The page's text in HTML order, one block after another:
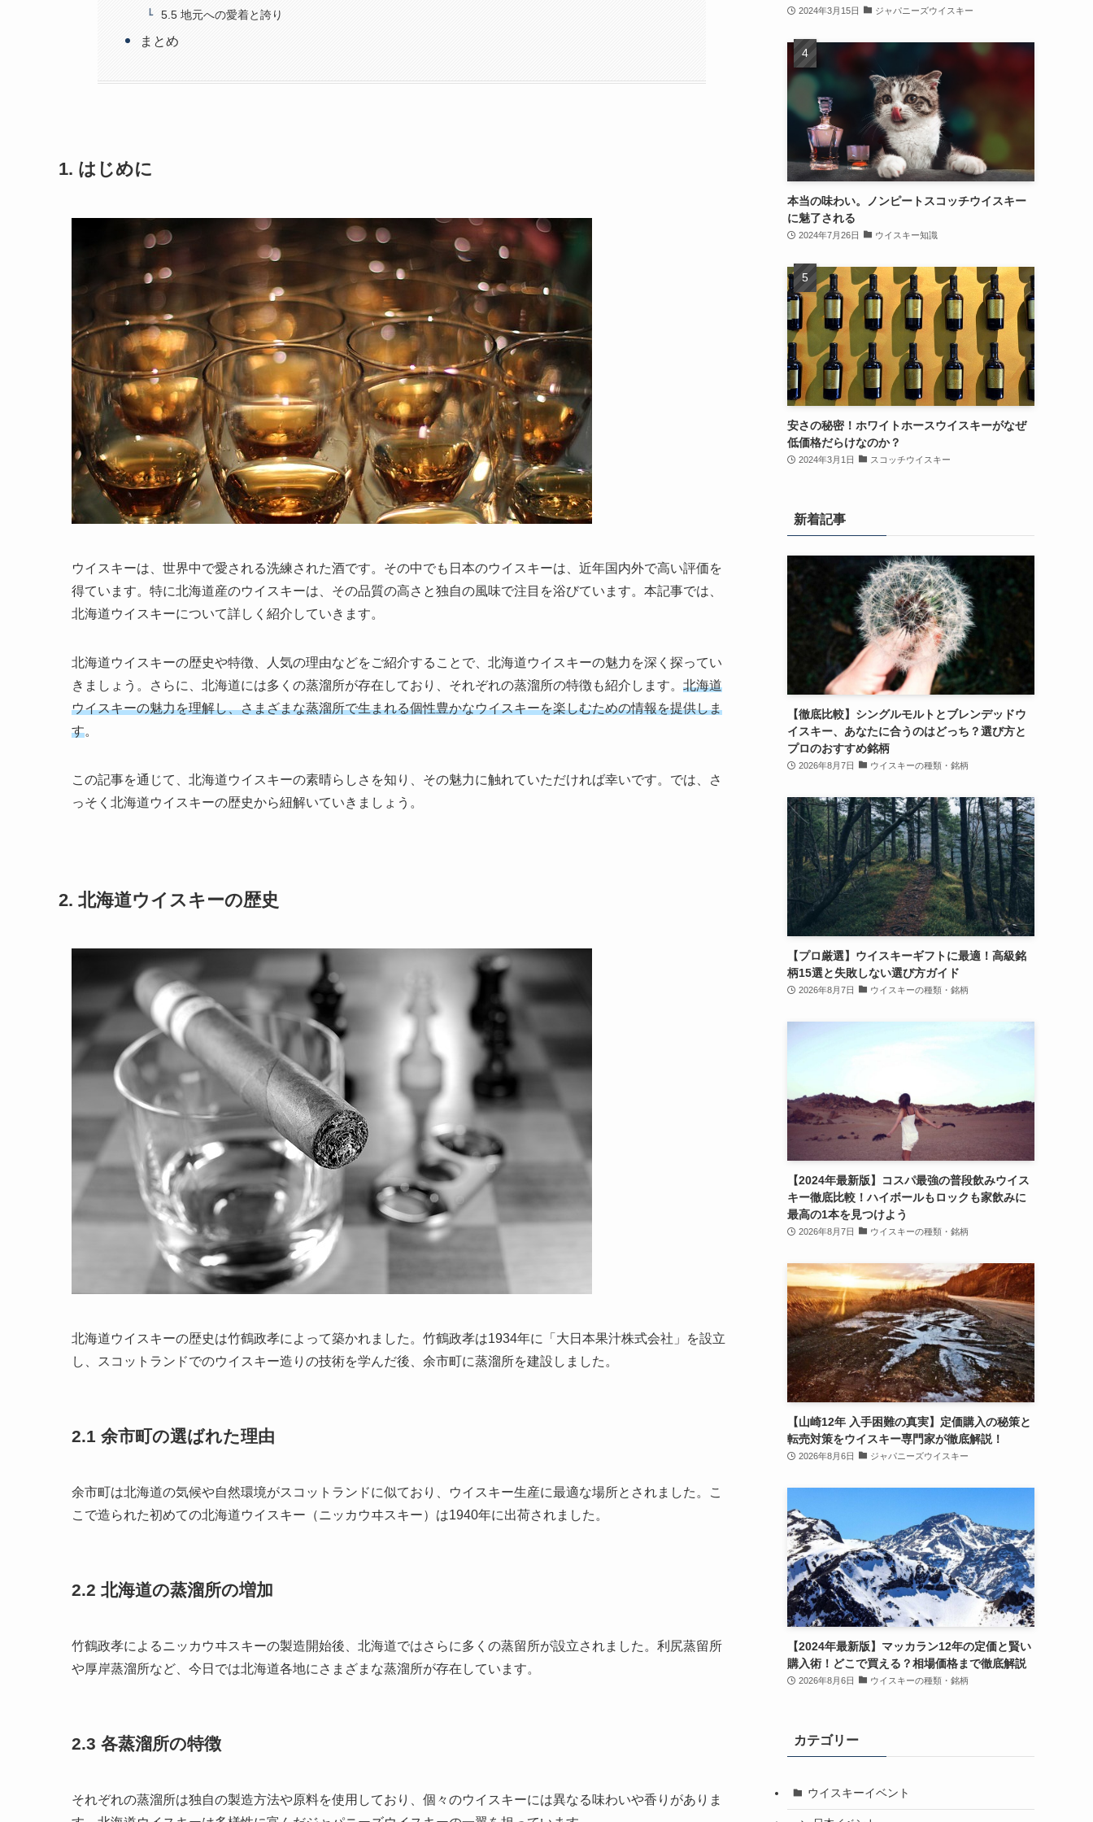
5.5 地元への愛着と誇り
まとめ
1. はじめに
ウイスキーは、世界中で愛される洗練された酒です。その中でも日本のウイスキーは、近年国内外で高い評価を
得ています。特に北海道産のウイスキーは、その品質の高さと独自の風味で注目を浴びています。本記事では、
北海道ウイスキーについて詳しく紹介していきます。
北海道ウイスキーの歴史や特徴、人気の理由などをご紹介することで、北海道ウイスキーの魅力を深く探ってい
きましょう。さらに、北海道には多くの蒸溜所が存在しており、それぞれの蒸溜所の特徴も紹介します。 北海道
ウイスキーの魅力を理解し、さまざまな蒸溜所で生まれる個性豊かなウイスキーを楽しむための情報を提供しま
す。
この記事を通じて、北海道ウイスキーの素晴らしさを知り、その魅力に触れていただければ幸いです。では、さ
っそく北海道ウイスキーの歴史から紐解いていきましょう。
2. 北海道ウイスキーの歴史
北海道ウイスキーの歴史は竹鶴政孝によって築かれました。竹鶴政孝は1934年に「大日本果汁株式会社」を設立
し、スコットランドでのウイスキー造りの技術を学んだ後、余市町に蒸溜所を建設しました。
2.1 余市町の選ばれた理由
余市町は北海道の気候や自然環境がスコットランドに似ており、ウイスキー生産に最適な場所とされました。こ
こで造られた初めての北海道ウイスキー（ニッカウヰスキー）は1940年に出荷されました。
2.2 北海道の蒸溜所の増加
竹鶴政孝によるニッカウヰスキーの製造開始後、北海道ではさらに多くの蒸留所が設立されました。利尻蒸留所
や厚岸蒸溜所など、今日では北海道各地にさまざまな蒸溜所が存在しています。
2.3 各蒸溜所の特徴
それぞれの蒸溜所は独自の製造方法や原料を使用しており、個々のウイスキーには異なる味わいや香りがありま
2024年3月15日 ジャパニーズウイスキー
本当の味わい。ノンピートスコッチウイスキー
に魅了される
2024年7月26日 ウイスキー知識
安さの秘密！ホワイトホースウイスキーがなぜ
低価格だらけなのか？
2024年3月1日 スコッチウイスキー
新着記事
【徹底比較】シングルモルトとブレンデッドウ
イスキー、あなたに合うのはどっち？選び方と
プロのおすすめ銘柄
2026年8月7日 ウイスキーの種類・銘柄
【プロ厳選】ウイスキーギフトに最適！高級銘
柄15選と失敗しない選び方ガイド
2026年8月7日 ウイスキーの種類・銘柄
【2024年最新版】コスパ最強の普段飲みウイス
キー徹底比較！ハイボールもロックも家飲みに
最高の1本を見つけよう
2026年8月7日 ウイスキーの種類・銘柄
【山崎12年 入手困難の真実】定価購入の秘策と
転売対策をウイスキー専門家が徹底解説！
2026年8月6日 ジャパニーズウイスキー
【2024年最新版】マッカラン12年の定価と賢い
購入術！どこで買える？相場価格まで徹底解説
2026年8月6日 ウイスキーの種類・銘柄
カテゴリー
ウイスキーイベント